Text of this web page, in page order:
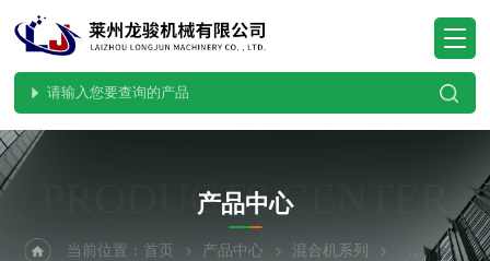
PRODUCTS CENTER
产品中心
当前位置：首页 产品中心 混合机系列 螺带混合机